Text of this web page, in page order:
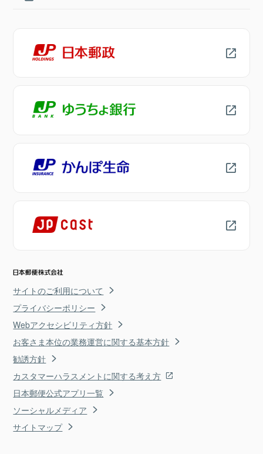
サイトのご利用について
プライバシーポリシー
Webアクセシビリティ方針
お客さま本位の業務運営に関する基本方針
勧誘方針
カスタマーハラスメントに関する考え方
日本郵便公式アプリ一覧
ソーシャルメディア
サイトマップ